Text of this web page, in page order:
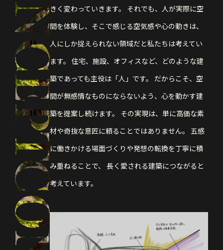
きく変わっていきます。
それでも、人が実際に空
間を体験し、そこで感じる空気感や心の動きは、
人にしか捉えられない領域だと私たちは考えてい
ます。 住宅、施設、オフィスなど、どのような建
築であっても主役は「人」です。
だからこそ、空
間が無感情なものにならないよう、心を動かす建
築を提案し続けます。
その実現は、単に高価な素
材や奇抜な意匠に頼ることではありません。 五感
に働きかける場面づくりや発想の転換を丁寧に積
み重ねることで、 長く愛される建築につながると
考えています。